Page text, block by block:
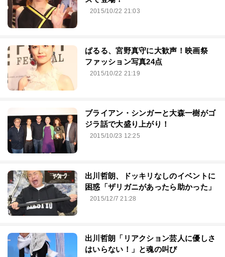
2015/10/22 21:03
ぱるる、宮野真守に大歓声！映画祭
ファッション写真24点
2015/10/22 21:19
ブライアン・シンガーと大森一樹がゴ
ジラ話で大盛り上がり！
2015/10/23 12:25
出川哲朗、ドッキリなしのイベントに
困惑「ザリガニがあったら助かった」
2015/12/7 21:28
出川哲朗「リアクション芸人に優しさ
はいらない！」と魂の叫び